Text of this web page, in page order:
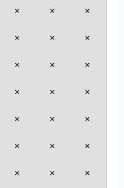
× × ×
× × ×
× × ×
× × ×
× × ×
× × ×
× × ×